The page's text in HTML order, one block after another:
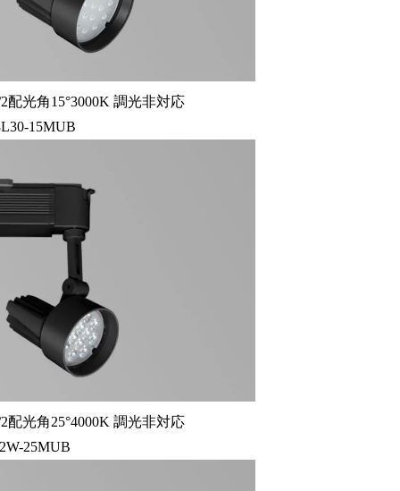
配光角15°3000K 調光非対応
15MUB
配光角25°4000K 調光非対応
25MUB